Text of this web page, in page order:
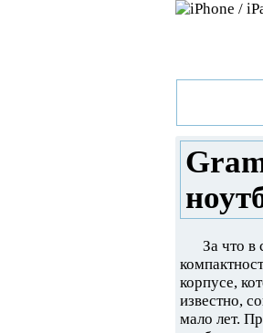
За что в
корпусе,
известно,
мало лет.